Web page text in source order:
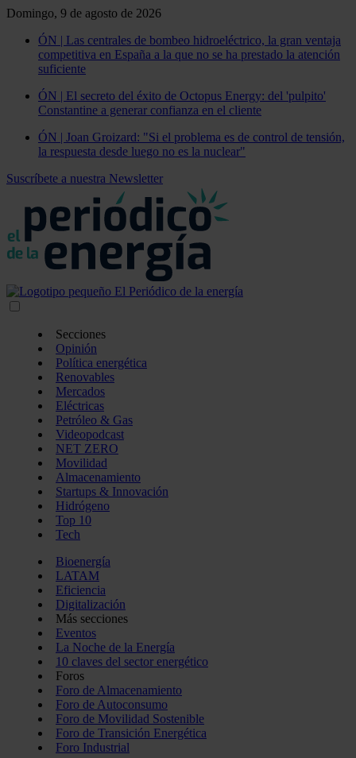
Domingo, 9 de agosto de 2026
ÓN | Las centrales de bombeo hidroeléctrico, la gran ventaja
competitiva en España a la que no se ha prestado la atención
suficiente
ÓN | El secreto del éxito de Octopus Energy: del 'pulpito'
Constantine a generar confianza en el cliente
ÓN | Joan Groizard: "Si el problema es de control de tensión,
la respuesta desde luego no es la nuclear"
Suscríbete a nuestra Newsletter
Secciones
Opinión
Política energética
Renovables
Mercados
Eléctricas
Petróleo & Gas
Videopodcast
NET ZERO
Movilidad
Almacenamiento
Startups & Innovación
Hidrógeno
Top 10
Tech
Bioenergía
LATAM
Eficiencia
Digitalización
Más secciones
Eventos
La Noche de la Energía
10 claves del sector energético
Foros
Foro de Almacenamiento
Foro de Autoconsumo
Foro de Movilidad Sostenible
Foro de Transición Energética
Foro Industrial